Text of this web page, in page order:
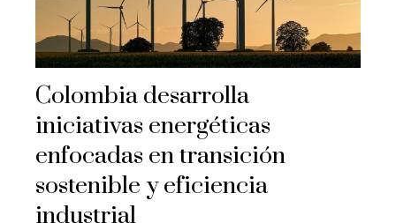
Colombia desarrolla
iniciativas energéticas
enfocadas en transición
sostenible y eficiencia
industrial